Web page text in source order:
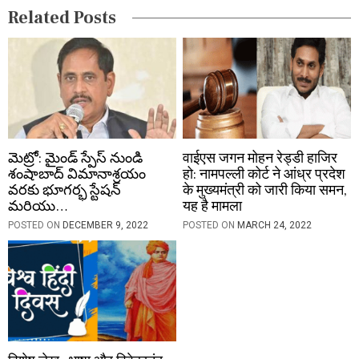
o
Related Posts
మెట్రో: మైండ్ స్పేస్ నుండి
శంషాబాద్ విమానాశ్రయం
వరకు భూగర్భ స్టేషన్
మరియు…
POSTED ON DECEMBER 9, 2022
वाईएस जगन मोहन रेड्डी हाजिर
हो: नामपल्ली कोर्ट ने आंध्र प्रदेश
के मुख्यमंत्री को जारी किया समन,
यह है मामला
POSTED ON MARCH 24, 2022